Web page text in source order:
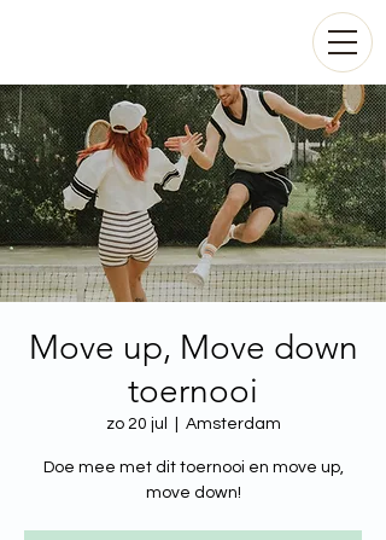
Move up, Move down
toernooi
zo 20 jul Amsterdam
Doe mee met dit toernooi en move up,
move down!